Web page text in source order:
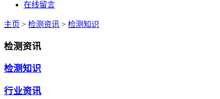
在线留言
主页 > 检测资讯 > 检测知识
检测资讯
检测知识
行业资讯